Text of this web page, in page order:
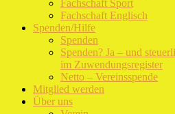
Fachschaft Sport
Fachschaft Englisch
Spenden/Hilfe
Spenden
Spenden? Ja – und
im Zuwendungsregister
Netto – Vereinsspende
Mitglied werden
Über uns